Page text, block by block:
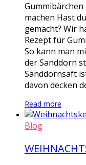
machen Hast
gemacht? Wir
Rezept für
So kann man
der Sanddorn
Sanddornsaft
davon decken
Read more
Blog